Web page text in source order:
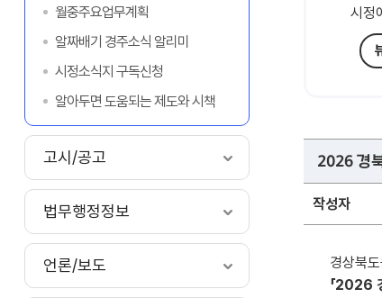
월중주요업무계획
알짜배기 경주소식 알리미
시정소식지 구독신청
알아두면 도움되는 제도와 시책
고시/공고
법무행정정보
언론/보도
시정
2026 경
작성자
경상북
「2026